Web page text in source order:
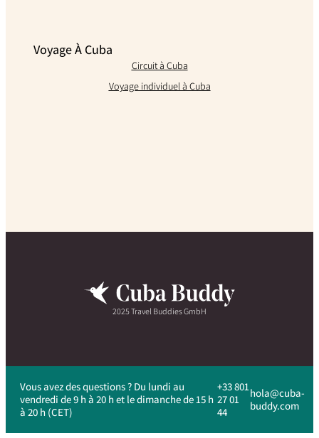
Voyage À Cuba
Circuit à Cuba
Voyage individuel à Cuba
2025 Travel Buddies GmbH
Vous avez des questions ? Du lundi au
vendredi de 9 h à 20 h et le dimanche de 15 h
à 20 h (CET)
+33 801
27 01
44
hola@cuba-
buddy.com